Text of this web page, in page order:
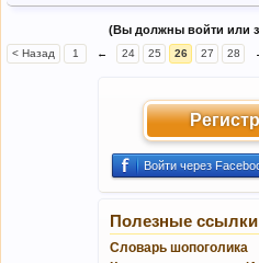
(Вы должны войти или
< Назад 1 ← 24 25 26 27 28
Войти через
Полезные ссылки
Словарь шопоголика